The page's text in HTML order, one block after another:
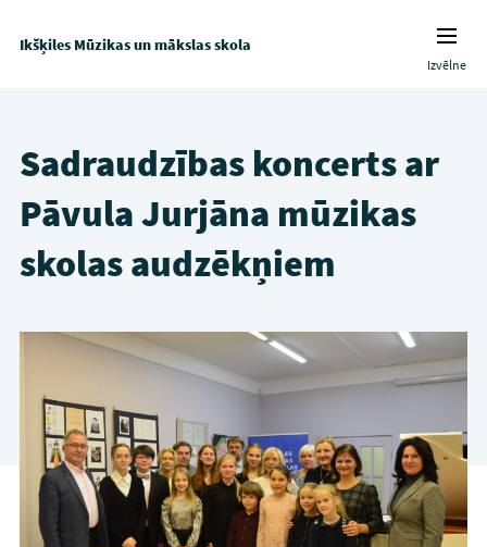
Ikšķiles Mūzikas un mākslas skola
Izvēlne
Sadraudzības koncerts ar
Pāvula Jurjāna mūzikas
skolas audzēkņiem